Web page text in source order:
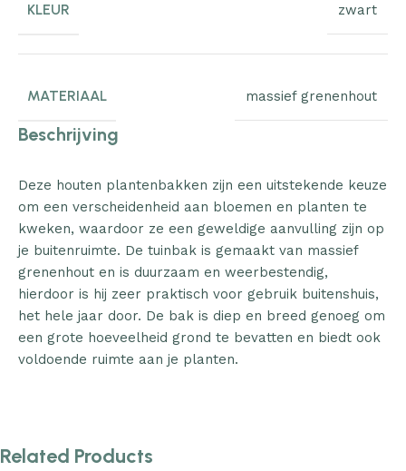
KLEUR zwart
MATERIAAL massief grenenhout
Beschrijving
Deze houten plantenbakken zijn een uitstekende keuze
om een verscheidenheid aan bloemen en planten te
kweken, waardoor ze een geweldige aanvulling zijn op
je buitenruimte. De tuinbak is gemaakt van massief
grenenhout en is duurzaam en weerbestendig,
hierdoor is hij zeer praktisch voor gebruik buitenshuis,
het hele jaar door. De bak is diep en breed genoeg om
een grote hoeveelheid grond te bevatten en biedt ook
voldoende ruimte aan je planten.
Related Products